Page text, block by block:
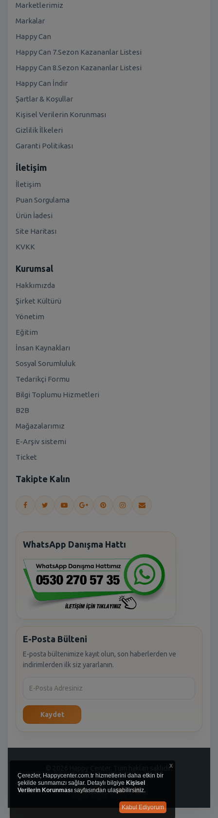
Marketlerimiz
Markalar
Happy Can
Happy Can 7.Sezon Kazananlar Listesi
Happy Can 8.Sezon Kazananlar Listesi
Happy Can İndir
Şartlar & Koşullar
Kişisel Verilerin Korunması
Gizlilik İlkeleri
Garanti Politikası
İletişim
İletişim
Puan Sorgulama
Ürün İadesi
Site Haritası
KVKK
Kurumsal
Hakkımızda
Şirket Kültürü
Yönetim
Eğitim
İnsan Kaynakları
Sosyal Sorumluluk
Tedarikçi Formu
Bilgi Toplumu Hizmetleri
B2B
Mağazalarımız
E-Arşiv sistemi
Ticket
Takipte Kalın
WhatsApp Danışma Hattı
E-Posta Bülteni
E-posta bültenimize kayıt olun, son haberlerden ve
indirimlerden ilk siz yararlanın.
Kaydet
© 2026 Happy Center. Tüm hakları saklıdır.
x
Çerezler, Happycenter.com.tr hizmetlerini daha etkin bir
şekilde sunmamızı sağlar. Detaylı bilgiye Kişisel
Verilerin Korunması sayfasından ulaşabilirsiniz.
Kabul Ediyorum